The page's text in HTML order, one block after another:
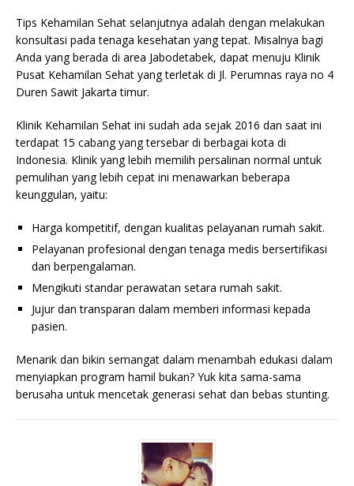
Tips Kehamilan Sehat selanjutnya adalah dengan melakukan
konsultasi pada tenaga kesehatan yang tepat. Misalnya bagi
Anda yang berada di area Jabodetabek, dapat menuju Klinik
Pusat Kehamilan Sehat yang terletak di Jl. Perumnas raya no 4
Duren Sawit Jakarta timur.
Klinik Kehamilan Sehat ini sudah ada sejak 2016 dan saat ini
terdapat 15 cabang yang tersebar di berbagai kota di
Indonesia. Klinik yang lebih memilih persalinan normal untuk
pemulihan yang lebih cepat ini menawarkan beberapa
keunggulan, yaitu:
Harga kompetitif, dengan kualitas pelayanan rumah sakit.
Pelayanan profesional dengan tenaga medis bersertifikasi
dan berpengalaman.
Mengikuti standar perawatan setara rumah sakit.
Jujur dan transparan dalam memberi informasi kepada
pasien.
Menarik dan bikin semangat dalam menambah edukasi dalam
menyiapkan program hamil bukan? Yuk kita sama-sama
berusaha untuk mencetak generasi sehat dan bebas stunting.